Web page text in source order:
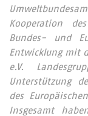
Kooperation
Bundes- und
Entwicklung mit
e.V.
Unterstützung
des
Insgesamt